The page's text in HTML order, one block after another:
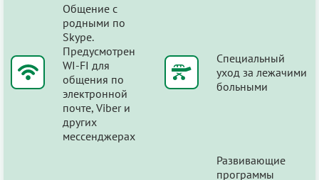
Общение с
родными по
Skype.
Предусмотрен
WI-FI для
общения по
электронной
почте, Viber и
других
мессенджерах
Специальный
уход за лежачими
больными
Развивающие
программы